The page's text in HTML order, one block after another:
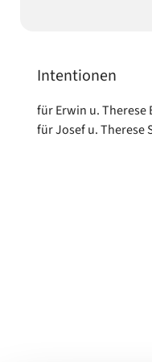
Intentionen
für Erwin u. Therese
für Josef u. Therese